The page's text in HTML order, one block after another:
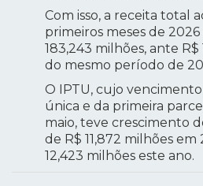
Com isso, a receita total
primeiros meses de
183,243 milhões, ante R$
do mesmo período de
O IPTU, cujo
única e da primeira
maio, teve crescimento
de R$ 11,872 milhões em
12,423 milhões este ano.